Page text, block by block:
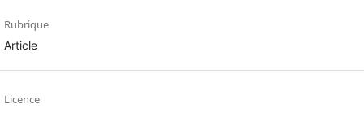
Rubrique
Article
Licence